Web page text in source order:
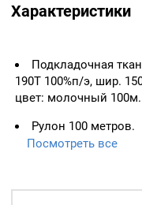
Характеристики
Подкладочная
190Т 100%п/э, шир.
цвет: молочный 100м.
Рулон 100 метров.
Посмотреть все